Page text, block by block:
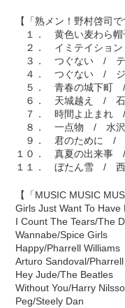
【「熟メン！野村啓司
１． 黄色い麦わら
２． イミテイショ
３． つぐない / テ
４． つぐない / ジ
５． 青春の城下町
６． 天城越え / 石
７． 時間よ止まれ
８． 一点物 / 水沢
９． 君のために /
１０． 真夏の出来事
１１． ぼたん雪 /
【「MUSIC MUSIC
Girls Just Want To
I Count The Tears/The
Wannabe/Spice Girls
Happy/Pharrell Williams
Arturo Sandoval/
Hey Jude/The Beatles
Without You/Harry
Peg/Steely Dan